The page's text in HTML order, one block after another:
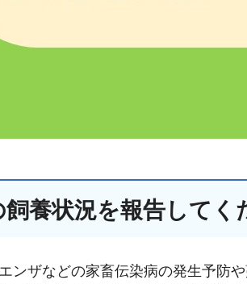
養状況を報告してく
ンザなどの家畜伝染病の発生予防